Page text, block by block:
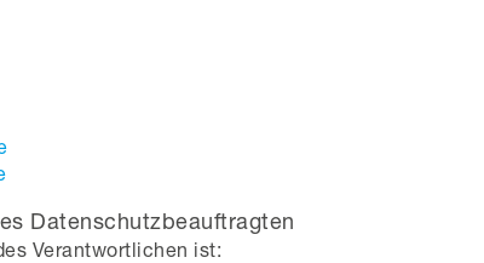
Datenschutzbeauftragten
Verantwortlichen ist: